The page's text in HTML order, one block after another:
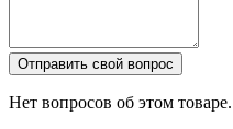
Отправить свой вопрос
Нет вопросов об этом товаре.